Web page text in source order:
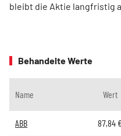
bleibt die Aktie langfristig
Behandelte Werte
Name Wert
ABB 87,84 €